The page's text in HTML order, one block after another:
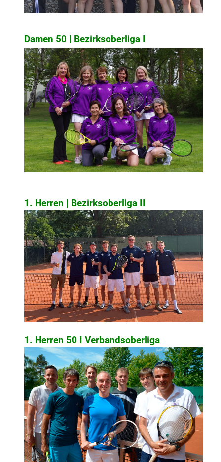
Damen 50 | Bezirksoberliga I
1. Herren | Bezirksoberliga II
1. Herren 50 I Verbandsoberliga